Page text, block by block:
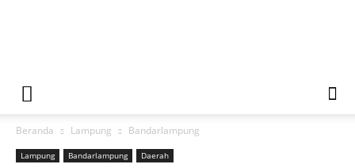
Beranda Lampung Bandarlampung
Lampung Bandarlampung Daerah